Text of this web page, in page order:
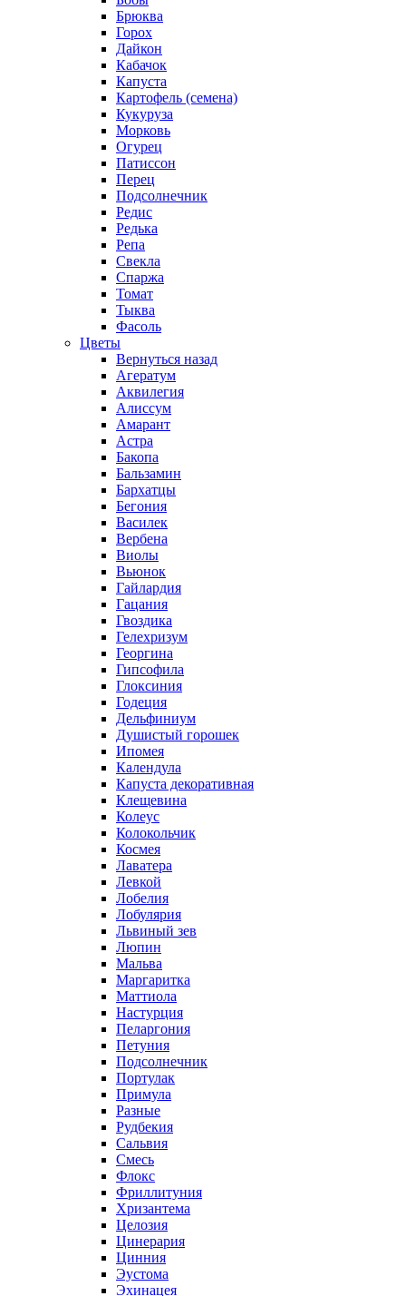
Брюква
Горох
Дайкон
Кабачок
Капуста
Картофель (семена)
Кукуруза
Морковь
Огурец
Патиссон
Перец
Подсолнечник
Редис
Редька
Репа
Свекла
Спаржа
Томат
Тыква
Фасоль
Цветы
Вернуться назад
Агератум
Аквилегия
Алиссум
Амарант
Астра
Бакопа
Бальзамин
Бархатцы
Бегония
Василек
Вербена
Виолы
Вьюнок
Гайлардия
Гацания
Гвоздика
Гелехризум
Георгина
Гипсофила
Глоксиния
Годеция
Дельфиниум
Душистый горошек
Ипомея
Календула
Капуста декоративная
Клещевина
Колеус
Колокольчик
Космея
Лаватера
Левкой
Лобелия
Лобулярия
Львиный зев
Люпин
Мальва
Маргаритка
Маттиола
Настурция
Пеларгония
Петуния
Подсолнечник
Портулак
Примула
Разные
Рудбекия
Сальвия
Смесь
Флокс
Фриллитуния
Хризантема
Целозия
Цинерария
Цинния
Эустома
Эхинацея